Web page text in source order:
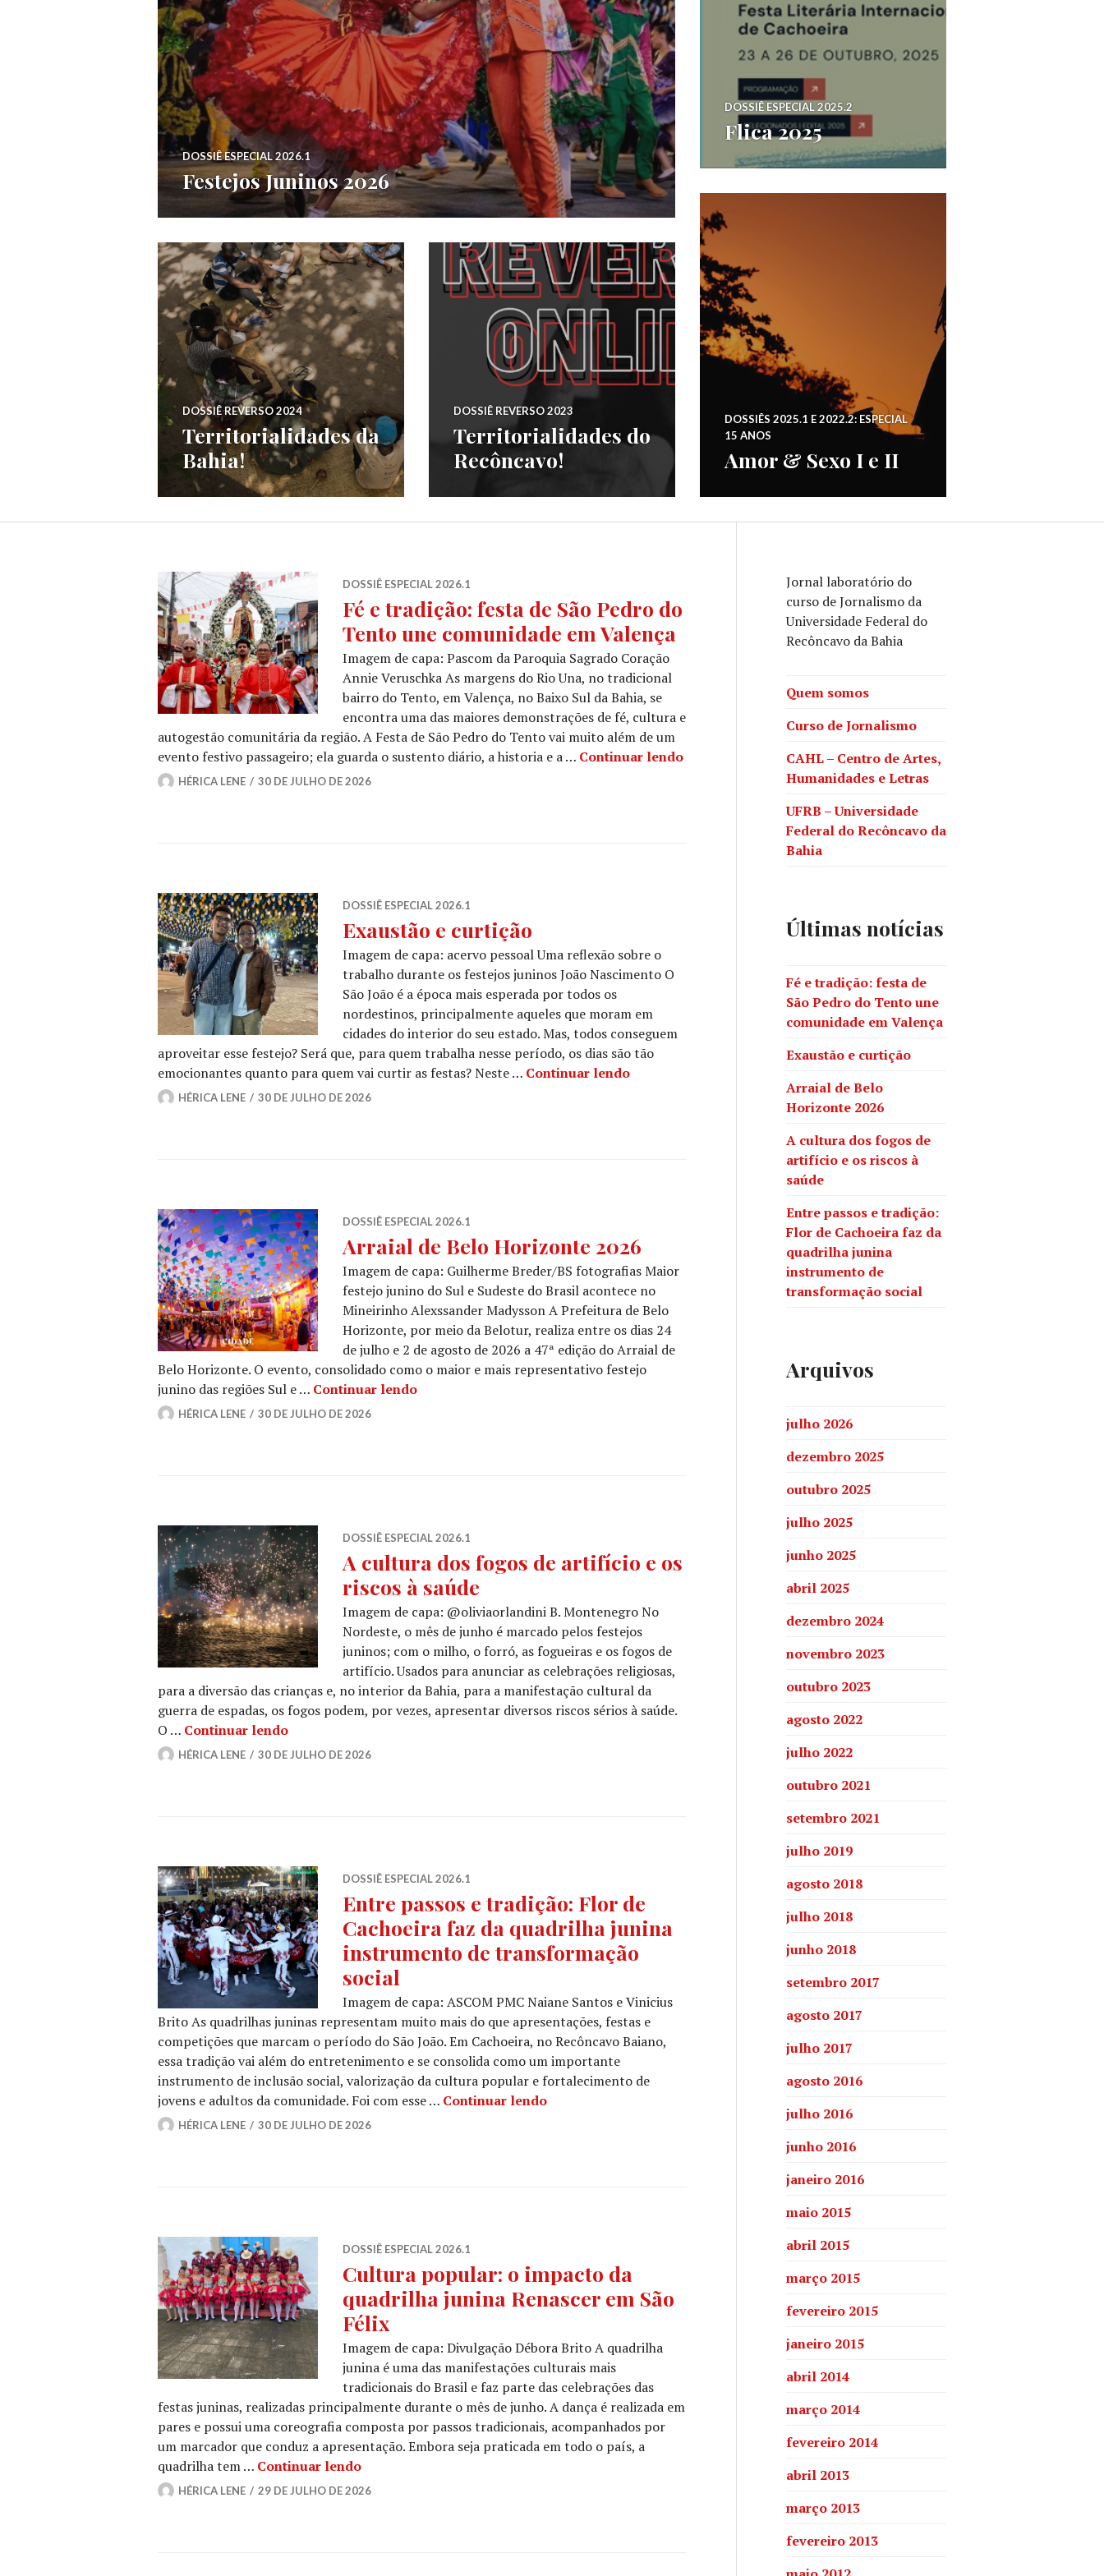
DOSSIÊ ESPECIAL 2026.1
Festejos Juninos 2026
DOSSIÊ ESPECIAL 2025.2
Flica 2025
DOSSIÊS 2025.1 E 2022.2: ESPECIAL
15 ANOS
Amor & Sexo I e II
DOSSIÊ REVERSO 2024
Territorialidades da
Bahia!
DOSSIÊ REVERSO 2023
Territorialidades do
Recôncavo!
DOSSIÊ ESPECIAL 2026.1
Fé e tradição: festa de São Pedro do
Tento une comunidade em Valença
Imagem de capa: Pascom da Paroquia Sagrado Coração
Annie Veruschka As margens do Rio Una, no tradicional
bairro do Tento, em Valença, no Baixo Sul da Bahia, se
encontra uma das maiores demonstrações de fé, cultura e
autogestão comunitária da região. A Festa de São Pedro do Tento vai muito além de um
evento festivo passageiro; ela guarda o sustento diário, a historia e a … Continuar lendoFé e tradição: festa de São Pedro do Tento une comunidade em
HÉRICA LENE 30 DE JULHO DE 2026
DOSSIÊ ESPECIAL 2026.1
Exaustão e curtição
Imagem de capa: acervo pessoal Uma reflexão sobre o
trabalho durante os festejos juninos João Nascimento O
São João é a época mais esperada por todos os
nordestinos, principalmente aqueles que moram em
cidades do interior do seu estado. Mas, todos conseguem
aproveitar esse festejo? Será que, para quem trabalha nesse período, os dias são tão
emocionantes quanto para quem vai curtir as festas? Neste … Continuar lendoExaustão e curtição
HÉRICA LENE 30 DE JULHO DE 2026
DOSSIÊ ESPECIAL 2026.1
Arraial de Belo Horizonte 2026
Imagem de capa: Guilherme Breder/BS fotografias Maior
festejo junino do Sul e Sudeste do Brasil acontece no
Mineirinho Alexssander Madysson A Prefeitura de Belo
Horizonte, por meio da Belotur, realiza entre os dias 24
de julho e 2 de agosto de 2026 a 47ª edição do Arraial de
Belo Horizonte. O evento, consolidado como o maior e mais representativo festejo
junino das regiões Sul e … Continuar lendoArraial de Belo Horizonte 2026
HÉRICA LENE 30 DE JULHO DE 2026
DOSSIÊ ESPECIAL 2026.1
A cultura dos fogos de artifício e os
riscos à saúde
Imagem de capa: @oliviaorlandini B. Montenegro No
Nordeste, o mês de junho é marcado pelos festejos
juninos; com o milho, o forró, as fogueiras e os fogos de
artifício. Usados para anunciar as celebrações religiosas,
para a diversão das crianças e, no interior da Bahia, para a manifestação cultural da
guerra de espadas, os fogos podem, por vezes, apresentar diversos riscos sérios à saúde.
O … Continuar lendoA cultura dos fogos de artifício e os riscos à saúde
HÉRICA LENE 30 DE JULHO DE 2026
DOSSIÊ ESPECIAL 2026.1
Entre passos e tradição: Flor de
Cachoeira faz da quadrilha junina
instrumento de transformação
social
Imagem de capa: ASCOM PMC Naiane Santos e Vinicius
Brito As quadrilhas juninas representam muito mais do que apresentações, festas e
competições que marcam o período do São João. Em Cachoeira, no Recôncavo Baiano,
essa tradição vai além do entretenimento e se consolida como um importante
instrumento de inclusão social, valorização da cultura popular e fortalecimento de
jovens e adultos da comunidade. Foi com esse … Continuar lendoEntre passos e tradição: Flor de Cachoeira faz da quadrilha junina instrumento de
HÉRICA LENE 30 DE JULHO DE 2026
DOSSIÊ ESPECIAL 2026.1
Cultura popular: o impacto da
quadrilha junina Renascer em São
Félix
Imagem de capa: Divulgação Débora Brito A quadrilha
junina é uma das manifestações culturais mais
tradicionais do Brasil e faz parte das celebrações das
festas juninas, realizadas principalmente durante o mês de junho. A dança é realizada em
pares e possui uma coreografia composta por passos tradicionais, acompanhados por
um marcador que conduz a apresentação. Embora seja praticada em todo o país, a
quadrilha tem … Continuar lendoCultura popular: o impacto da quadrilha junina Renascer em São Félix
HÉRICA LENE 29 DE JULHO DE 2026
Jornal laboratório do
curso de Jornalismo da
Universidade Federal do
Recôncavo da Bahia
Quem somos
Curso de Jornalismo
CAHL – Centro de Artes,
Humanidades e Letras
UFRB – Universidade
Federal do Recôncavo da
Bahia
Últimas notícias
Fé e tradição: festa de
São Pedro do Tento une
comunidade em Valença
Exaustão e curtição
Arraial de Belo
Horizonte 2026
A cultura dos fogos de
artifício e os riscos à
saúde
Entre passos e tradição:
Flor de Cachoeira faz da
quadrilha junina
instrumento de
transformação social
Arquivos
julho 2026
dezembro 2025
outubro 2025
julho 2025
junho 2025
abril 2025
dezembro 2024
novembro 2023
outubro 2023
agosto 2022
julho 2022
outubro 2021
setembro 2021
julho 2019
agosto 2018
julho 2018
junho 2018
setembro 2017
agosto 2017
julho 2017
agosto 2016
julho 2016
junho 2016
janeiro 2016
maio 2015
abril 2015
março 2015
fevereiro 2015
janeiro 2015
abril 2014
março 2014
fevereiro 2014
abril 2013
março 2013
fevereiro 2013